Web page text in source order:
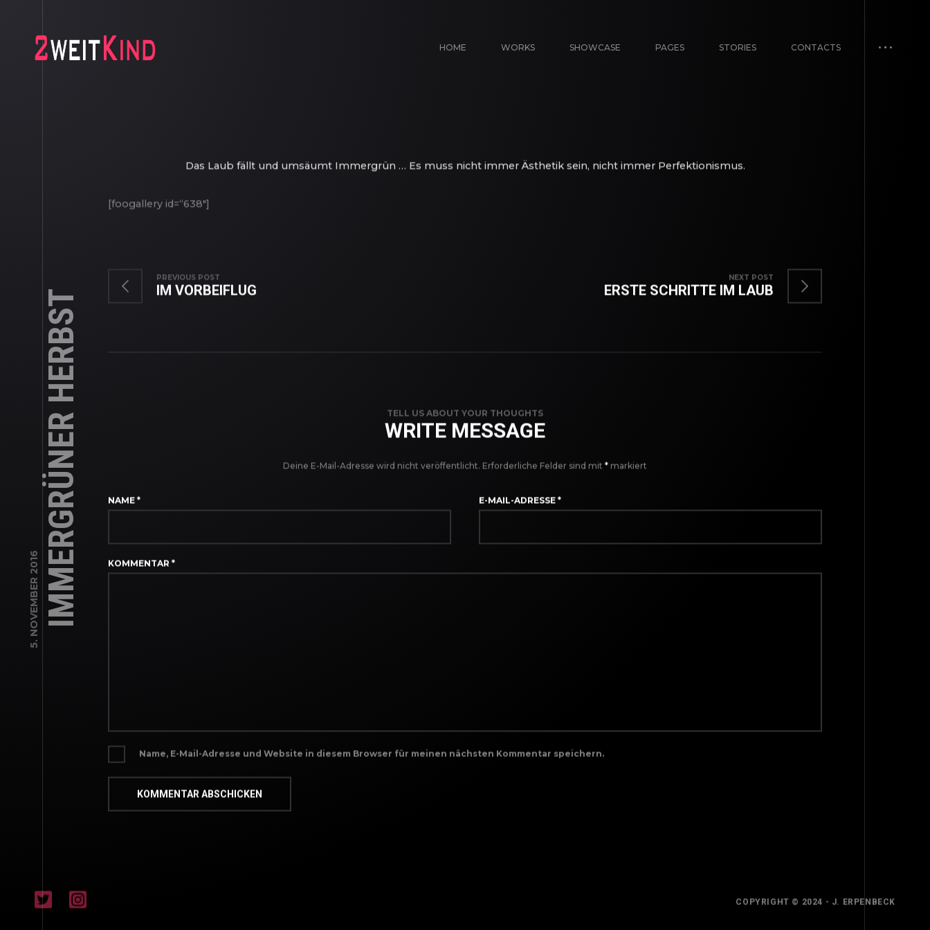
HOME WORKS SHOWCASE PAGES STORIES CONTACTS
5. NOVEMBER 2016IMMERGRÜNER HERBST
Das Laub fällt und umsäumt Immergrün … Es muss nicht immer Ästhetik sein, nicht immer Perfektionismus.
[foogallery id=“638″]
PREVIOUS POST
IM VORBEIFLUG
NEXT POST
ERSTE SCHRITTE IM LAUB
TELL US ABOUT YOUR THOUGHTS
WRITE MESSAGE
Deine E-Mail-Adresse wird nicht veröffentlicht. Erforderliche Felder sind mit * markiert
NAME * E-MAIL-ADRESSE *
KOMMENTAR *
Name, E-Mail-Adresse und Website in diesem Browser für meinen nächsten Kommentar speichern.
COPYRIGHT © 2024 - J. ERPENBECK